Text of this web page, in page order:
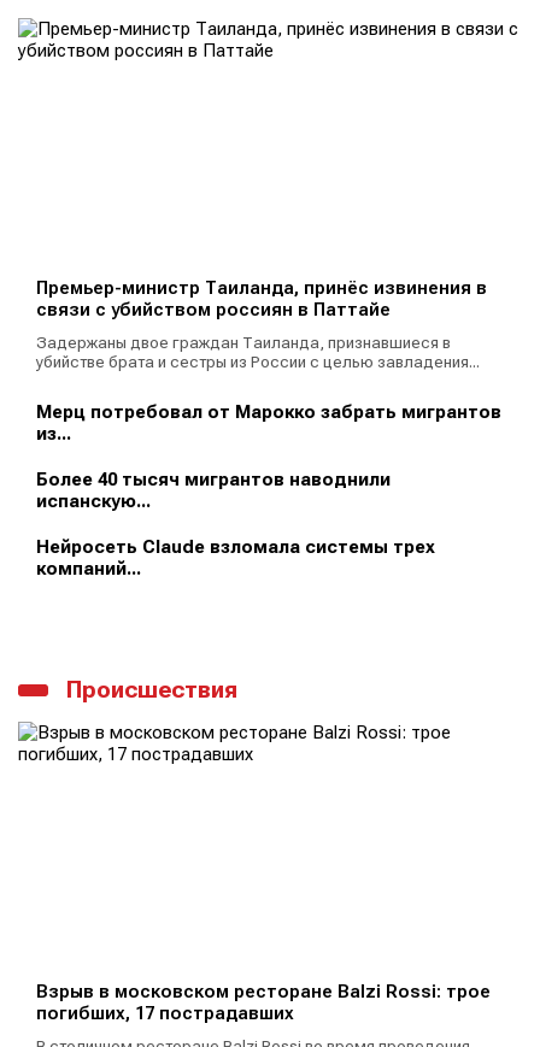
Премьер-министр Таиланда, принёс извинения в
связи с убийством россиян в Паттайе
Задержаны двое граждан Таиланда, признавшиеся в
убийстве брата и сестры из России с целью завладения...
Мерц потребовал от Марокко забрать мигрантов
из...
Более 40 тысяч мигрантов наводнили
испанскую...
Нейросеть Claude взломала системы трех
компаний...
Происшествия
Взрыв в московском ресторане Balzi Rossi: трое
погибших, 17 пострадавших